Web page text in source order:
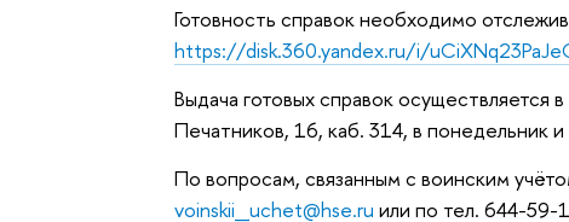
Готовность справок необходимо
https://disk.360.yandex.ru/i/
Выдача готовых справок осуществляется
Печатников, 16, каб. 314, в понедельник
По вопросам, связанным с воинским
voinskii_uchet@hse.ru или по тел. 644-59-